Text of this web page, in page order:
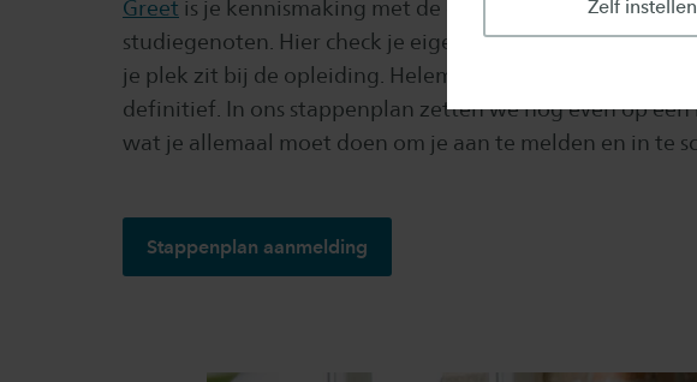
Zelf instellen
Greet is je kennismaking met de docenten en jouw
studiegenoten. Hier check je eigenlijk ook een laatste
je plek zit bij de opleiding. Helemaal blij? Maak dan je
definitief. In ons stappenplan zetten we nog even op
wat je allemaal moet doen om je aan te melden en in te
Stappenplan aanmelding